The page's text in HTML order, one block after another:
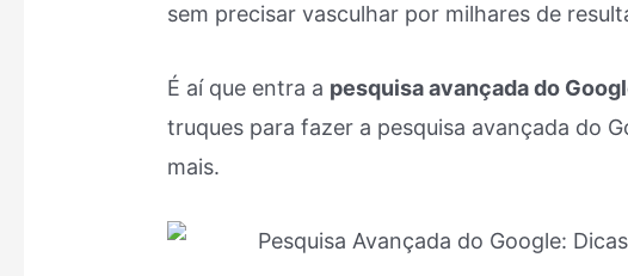
sem precisar vasculhar por milhares de
É aí que entra a pesquisa avançada do
truques para fazer a pesquisa avançada do
mais.